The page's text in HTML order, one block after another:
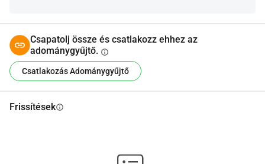
Csapatolj össze és csatlakozz ehhez az
adománygyűjtő. info
Csatlakozás Adománygyűjtő
Frissítésekinfo